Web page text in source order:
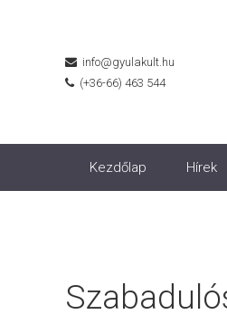
info@gyulakult.hu
(+36-66) 463 544
Kezdőlap Hírek